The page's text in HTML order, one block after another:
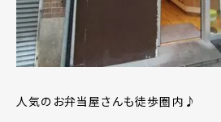
人気のお弁当屋さんも徒歩圏内♪